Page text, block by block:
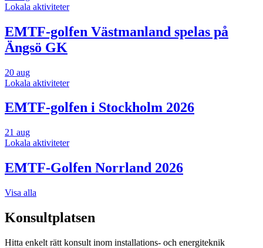
Lokala aktiviteter
EMTF-golfen Västmanland spelas på
Ängsö GK
20 aug
Lokala aktiviteter
EMTF-golfen i Stockholm 2026
21 aug
Lokala aktiviteter
EMTF-Golfen Norrland 2026
Visa alla
Konsultplatsen
Hitta enkelt rätt konsult inom installations- och energiteknik